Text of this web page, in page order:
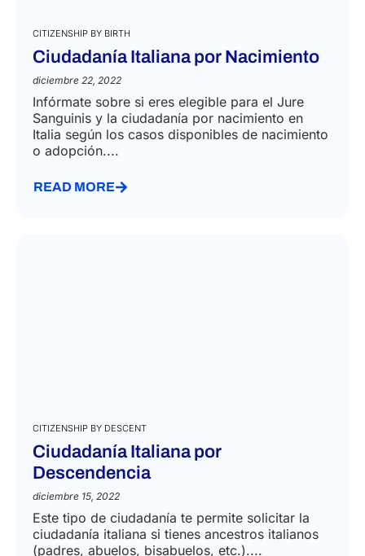
CITIZENSHIP BY BIRTH
Ciudadanía Italiana por Nacimiento
diciembre 22, 2022
Infórmate sobre si eres elegible para el Jure
Sanguinis y la ciudadanía por nacimiento en
Italia según los casos disponibles de nacimiento
o adopción....
READ MORE
CITIZENSHIP BY DESCENT
Ciudadanía Italiana por
Descendencia
diciembre 15, 2022
Este tipo de ciudadanía te permite solicitar la
ciudadanía italiana si tienes ancestros italianos
(padres, abuelos, bisabuelos, etc.)....